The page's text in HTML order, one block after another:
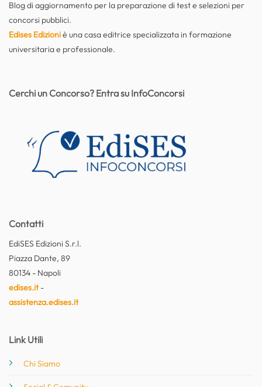
Blog di aggiornamento per la preparazione di test e selezioni per
concorsi pubblici.
Edises Edizioniè una casa editrice specializzata in formazione
universitaria e professionale.
Contatti
EdiSES Edizioni S.r.l.
Piazza Dante, 89
80134 - Napoli
edises.it-
assistenza.edises.it
Link Utili
Chi Siamo
Cerchi un Concorso? Entra su InfoConcorsi